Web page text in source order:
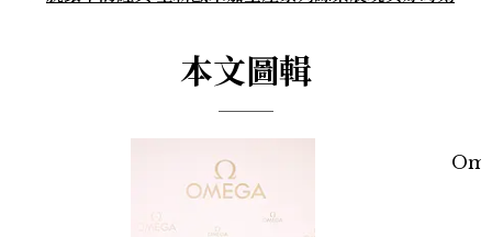
本文圖輯